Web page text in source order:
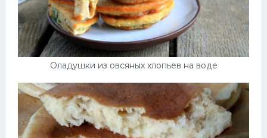
Оладушки из овсяных хлопьев на воде